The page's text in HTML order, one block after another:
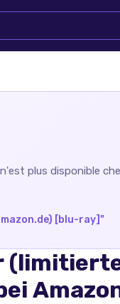
n'est plus disponible
[blu-ray]"